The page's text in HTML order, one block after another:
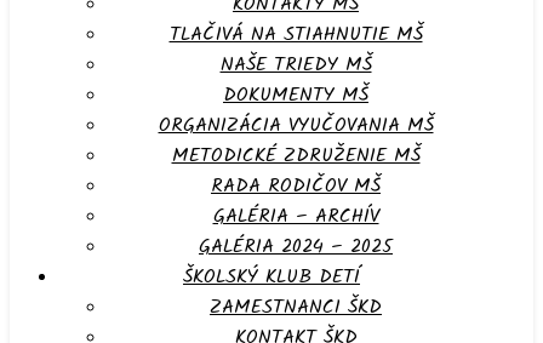
TLAČIVÁ NA STIAHNUTIE MŠ
NAŠE TRIEDY MŠ
DOKUMENTY MŠ
ORGANIZÁCIA VYUČOVANIA MŠ
METODICKÉ ZDRUŽENIE MŠ
RADA RODIČOV MŠ
GALÉRIA – ARCHÍV
GALÉRIA 2024 – 2025
ŠKOLSKÝ KLUB DETÍ
ZAMESTNANCI ŠKD